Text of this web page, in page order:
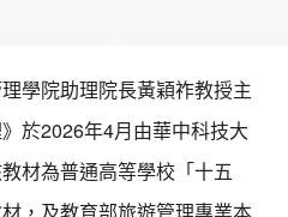
學院助理院長黃穎祚教授主
於2026年4月由華中科技大
材為普通高等學校「十五
，及教育部旅遊管理專業本